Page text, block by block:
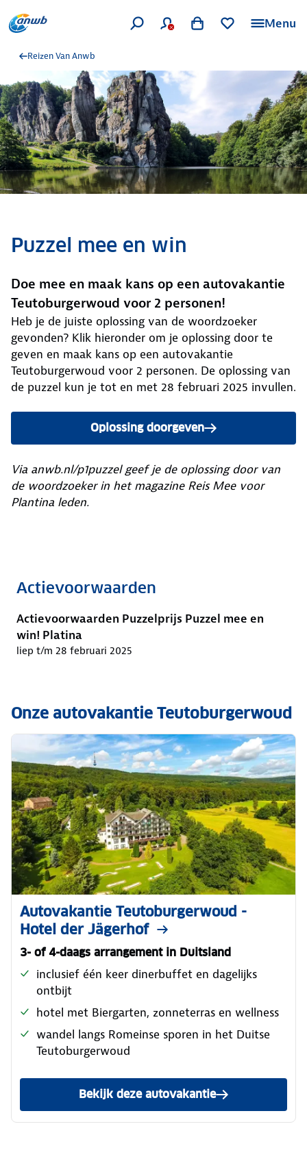
Menu
Reizen Van Anwb
Puzzel mee en win
Doe mee en maak kans op een autovakantie
Teutoburgerwoud voor 2 personen!
Heb je de juiste oplossing van de woordzoeker
gevonden? Klik hieronder om je oplossing door te
geven en maak kans op een autovakantie
Teutoburgerwoud voor 2 personen. De oplossing van
de puzzel kun je tot en met 28 februari 2025 invullen.
Oplossing doorgeven
Via anwb.nl/p1puzzel geef je de oplossing door van
de woordzoeker in het magazine Reis Mee voor
Plantina leden.
Actievoorwaarden
Actievoorwaarden Puzzelprijs Puzzel mee en
win! Platina
liep t/m 28 februari 2025
Onze autovakantie Teutoburgerwoud
Autovakantie Teutoburgerwoud -
Hotel der Jägerhof
3- of 4-daags arrangement in Duitsland
inclusief één keer dinerbuffet en dagelijks
ontbijt
hotel met Biergarten, zonneterras en wellness
wandel langs Romeinse sporen in het Duitse
Teutoburgerwoud
Bekijk deze autovakantie